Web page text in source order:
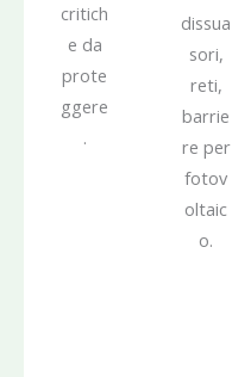
critich
e da
prote
ggere
.
dissua
sori,
reti,
barrie
re per
fotov
oltaic
o.